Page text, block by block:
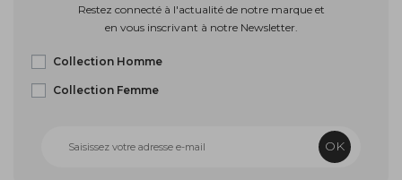
Restez connecté à l'actualité de notre marque et
en vous inscrivant à notre Newsletter.
Collection Homme
Collection Femme
OK